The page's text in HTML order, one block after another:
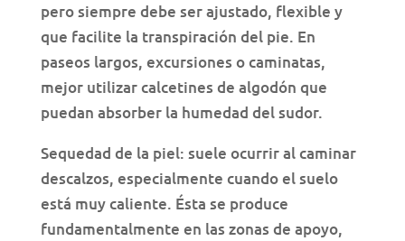
pero siempre debe ser ajustado, flexible y
que facilite la transpiración del pie. En
paseos largos, excursiones o caminatas,
mejor utilizar calcetines de algodón que
puedan absorber la humedad del sudor.
Sequedad de la piel: suele ocurrir al caminar
descalzos, especialmente cuando el suelo
está muy caliente. Ésta se produce
fundamentalmente en las zonas de apoyo,